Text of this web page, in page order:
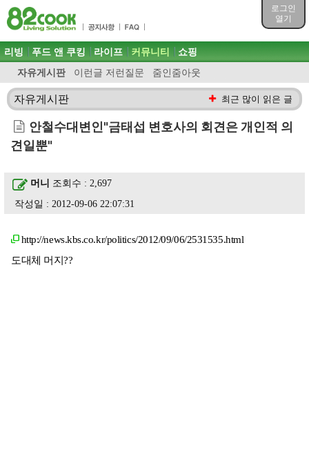
로그인
열기
목차
주메뉴 바로가기
컨텐츠 바로가기
검색 바로가기
로그인 바로가기
주메뉴
리빙 푸드 앤 쿠킹 라이프 커뮤니티
자유게시판 이런글 저런질문 줌인줌아웃
쇼핑
자유게시판 최근 많이 읽은 글
안철수대변인"금태섭 변호사의 회견은 개인적 의
견일뿐"
머니 조회수 : 2,697
작성일 : 2012-09-06 22:07:31
http://news.kbs.co.kr/politics/2012/09/06/2531535.html
도대체 머지??